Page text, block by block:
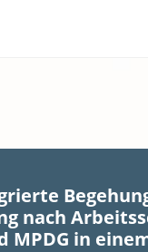
nach
MPDG in